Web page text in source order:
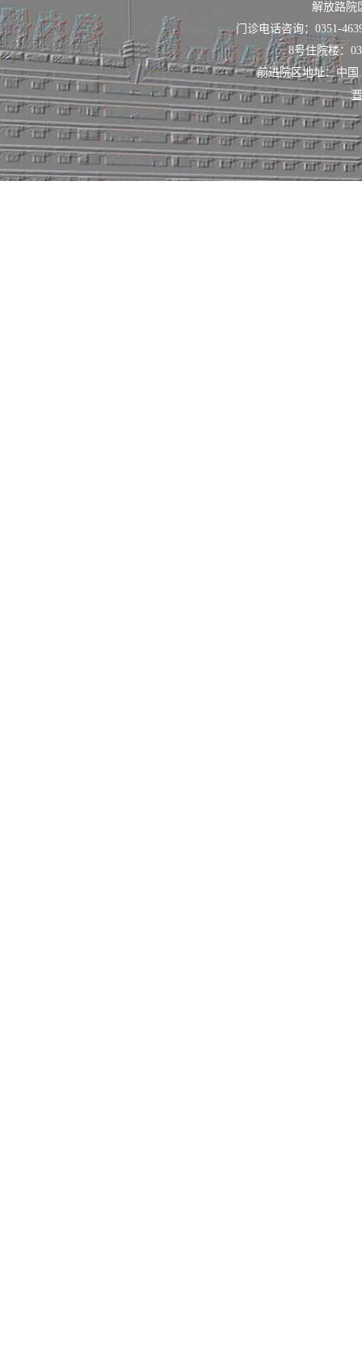
解放路
门诊电话咨询：0351-
8号住院楼：
前进院区地址：中